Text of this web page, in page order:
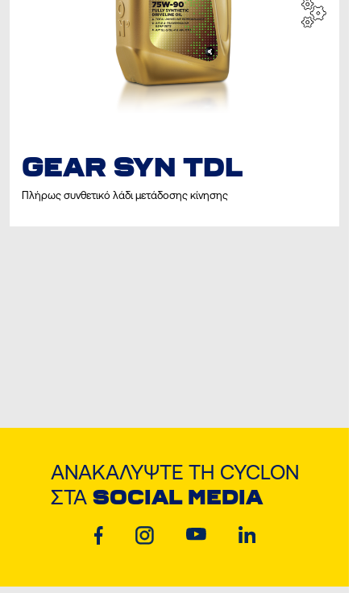
GEAR SYN TDL
Πλήρως συνθετικό λάδι μετάδοσης κίνησης
ΑΝΑΚΑΛΎΨΤΕ ΤΗ CYCLON
ΣΤΑ SOCIAL MEDIA